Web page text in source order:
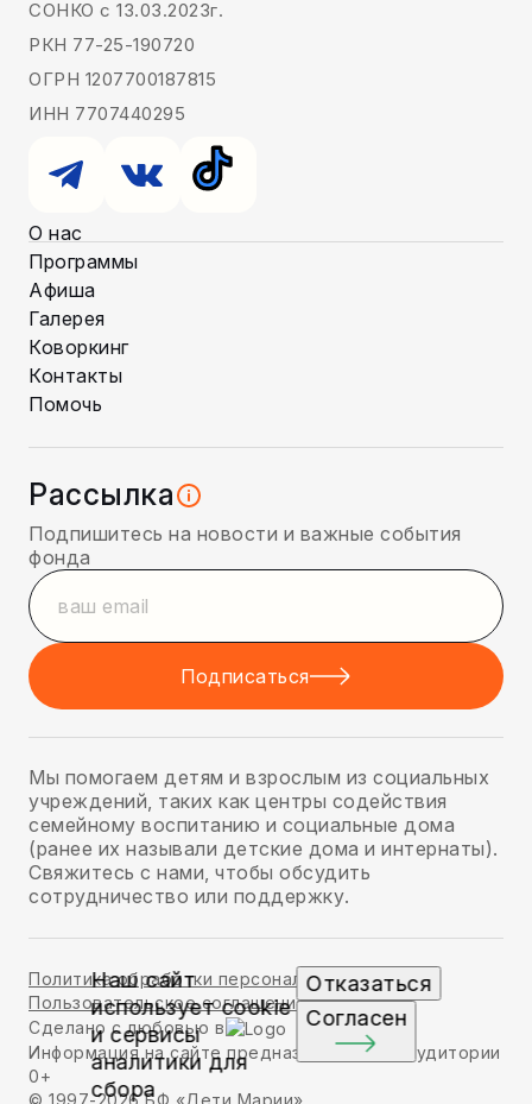
СОНКО с 13.03.2023г.
РКН 77-25-190720
ОГРН 1207700187815
ИНН 7707440295
О нас
Программы
Афиша
Галерея
Коворкинг
Контакты
Помочь
Рассылка
Подпишитесь на новости и важные события
фонда
Подписаться
Мы помогаем детям и взрослым из социальных
учреждений, таких как центры содействия
семейному воспитанию и социальные дома
(ранее их называли детские дома и интернаты).
Свяжитесь с нами, чтобы обсудить
сотрудничество или поддержку.
Политика обработки персональных данных
Пользовательское соглашение
Сделано с любовью в
Информация на сайте предназначена для аудитории
0+
Наш сайт
использует cookie
и сервисы
аналитики для
сбора
Отказаться
Согласен